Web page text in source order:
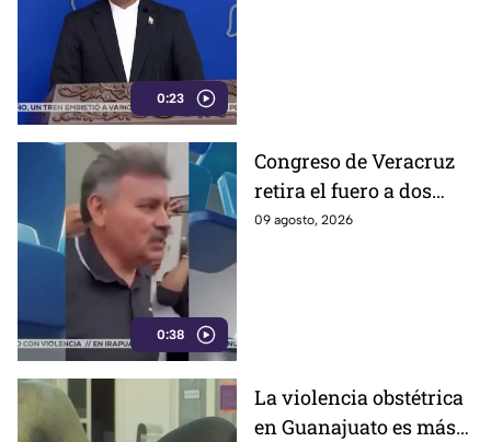
0:23
0:38
Congreso de Veracruz
retira el fuero a dos
alcaldes; revelan
09 agosto, 2026
La violencia obstétrica
en Guanajuato es más